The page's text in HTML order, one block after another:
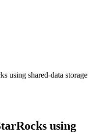
using shared-data storage
using